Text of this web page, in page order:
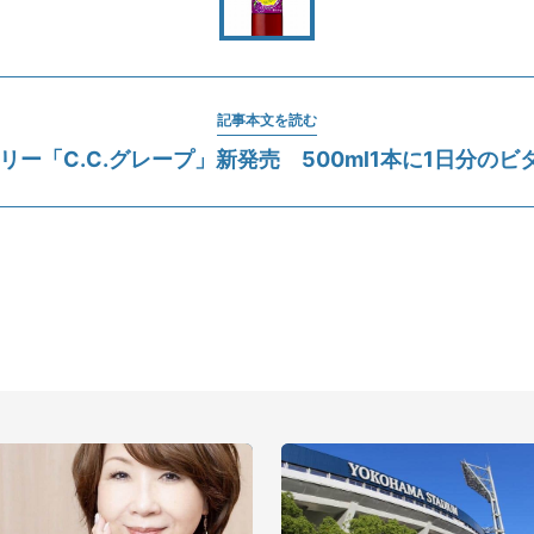
記事本文を読む
ー「C.C.グレープ」新発売 500ml1本に1日分のビ